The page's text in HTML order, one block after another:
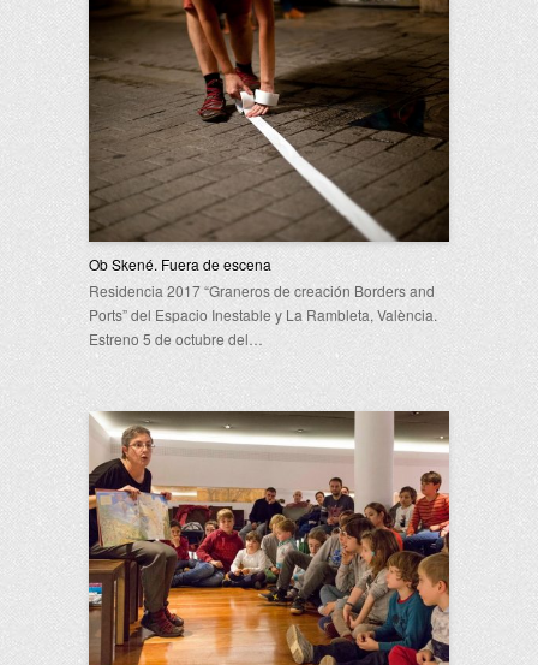
Ob Skené. Fuera de escena
Residencia 2017 “Graneros de creación Borders and
Ports” del Espacio Inestable y La Rambleta, València.
Estreno 5 de octubre del…